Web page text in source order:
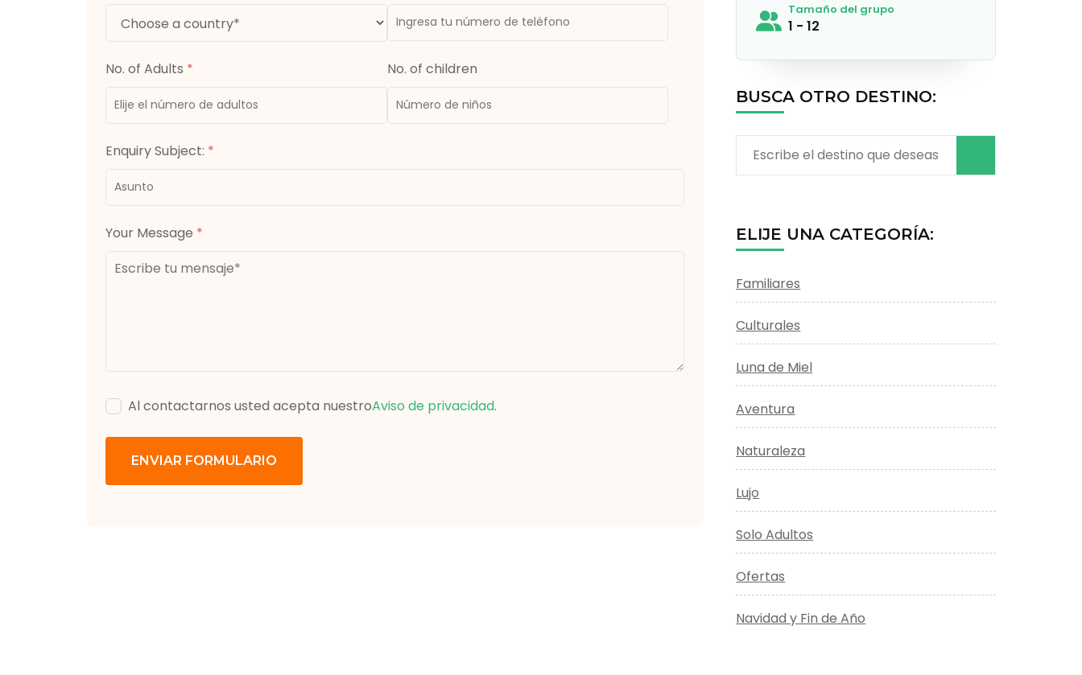
No. of Adults * No. of children
Enquiry Subject: *
Your Message *
Al contactarnos usted acepta nuestroAviso de privacidad.
ENVIAR FORMULARIO
Tamaño del grupo
1 - 12
BUSCA OTRO DESTINO:
Buscar:
ELIJE UNA CATEGORÍA:
Familiares
Culturales
Luna de Miel
Aventura
Naturaleza
Lujo
Solo Adultos
Ofertas
Navidad y Fin de Año